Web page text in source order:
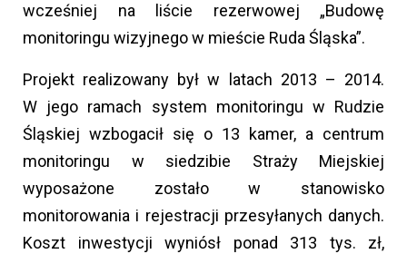
wcześniej na liście rezerwowej „Budowę
monitoringu wizyjnego w mieście Ruda Śląska”.
Projekt realizowany był w latach 2013 – 2014.
W jego ramach system monitoringu w Rudzie
Śląskiej wzbogacił się o 13 kamer, a centrum
monitoringu w siedzibie Straży Miejskiej
wyposażone zostało w stanowisko
monitorowania i rejestracji przesyłanych danych.
Koszt inwestycji wyniósł ponad 313 tys. zł,